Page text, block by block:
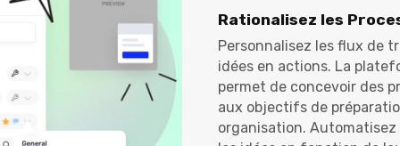
Rationalisez les
Personnalisez les flux de
idées en actions. La
permet de concevoir des
aux objectifs de
organisation.